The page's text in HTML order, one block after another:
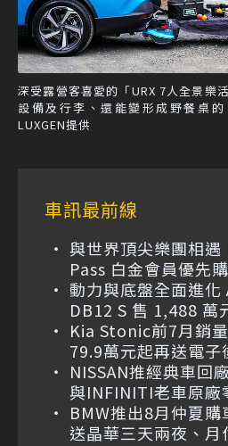
深受露營客喜愛的「URX 7人全景樂
設備及行李、還能變形成野餐桌
LUXGEN提供
車訊最前線
與世界頂尖樂團相
Pass 白金會員優先
動力與底盤全面進
DB12 S 售 1,488 萬
Kia Stonic前7月銷
79.9萬元起再送電子
NISSAN推經典車回
與INFINITI老車原廠
BMW推出8月仲夏
送晶華三天兩夜、